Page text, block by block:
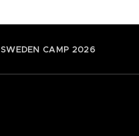
SWEDEN CAMP 2026